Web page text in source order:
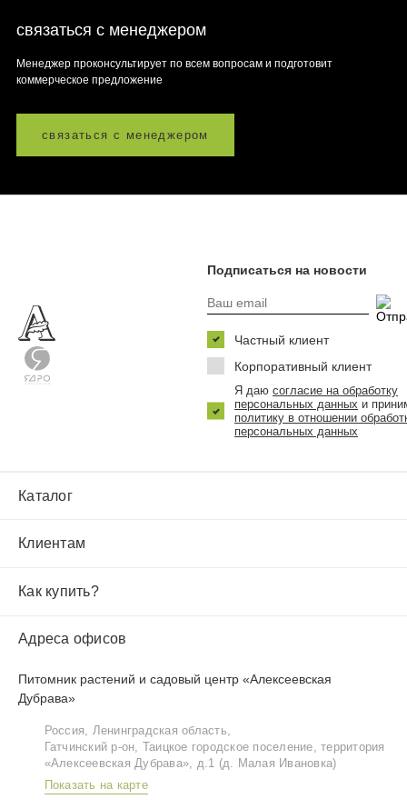
связаться с менеджером
Менеджер проконсультирует по всем вопросам и подготовит
коммерческое предложение
связаться с менеджером
Каталог
Клиентам
Как купить?
Адреса офисов
Питомник растений и садовый центр «Алексеевская
Дубрава»
Россия, Ленинградская область,
Гатчинский р‑он, Таицкое городское поселение, территория
«Алексеевская Дубрава», д.1 (д. Малая Ивановка)
Показать на карте
Подписаться на новости
Частный клиент
Корпоративный клиент
Я даю согласие на обработку
персональных данных и
политику в отношении
персональных данных